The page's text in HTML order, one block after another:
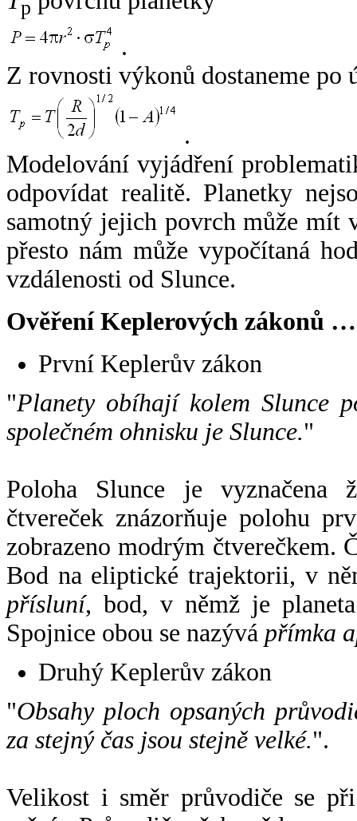
p
.
Z rovnosti výkonů dostaneme po
.
Modelování vyjádření
odpovídat realitě. Planetky
samotný jejich povrch může mít
přesto nám může vypočítaná
vzdálenosti od Slunce.
Ověření Keplerových zákonů …
První Keplerův zákon
"Planety obíhají kolem Slunce
společném ohnisku je Slunce."
Poloha Slunce je vyznačena
čtvereček znázorňuje polohu
zobrazeno modrým čtverečkem.
Bod na eliptické trajektorii, v
přísluní, bod, v němž je
Spojnice obou se nazývá přímka
Druhý Keplerův zákon
"Obsahy ploch opsaných
za stejný čas jsou stejně velké.".
Velikost i směr průvodiče se